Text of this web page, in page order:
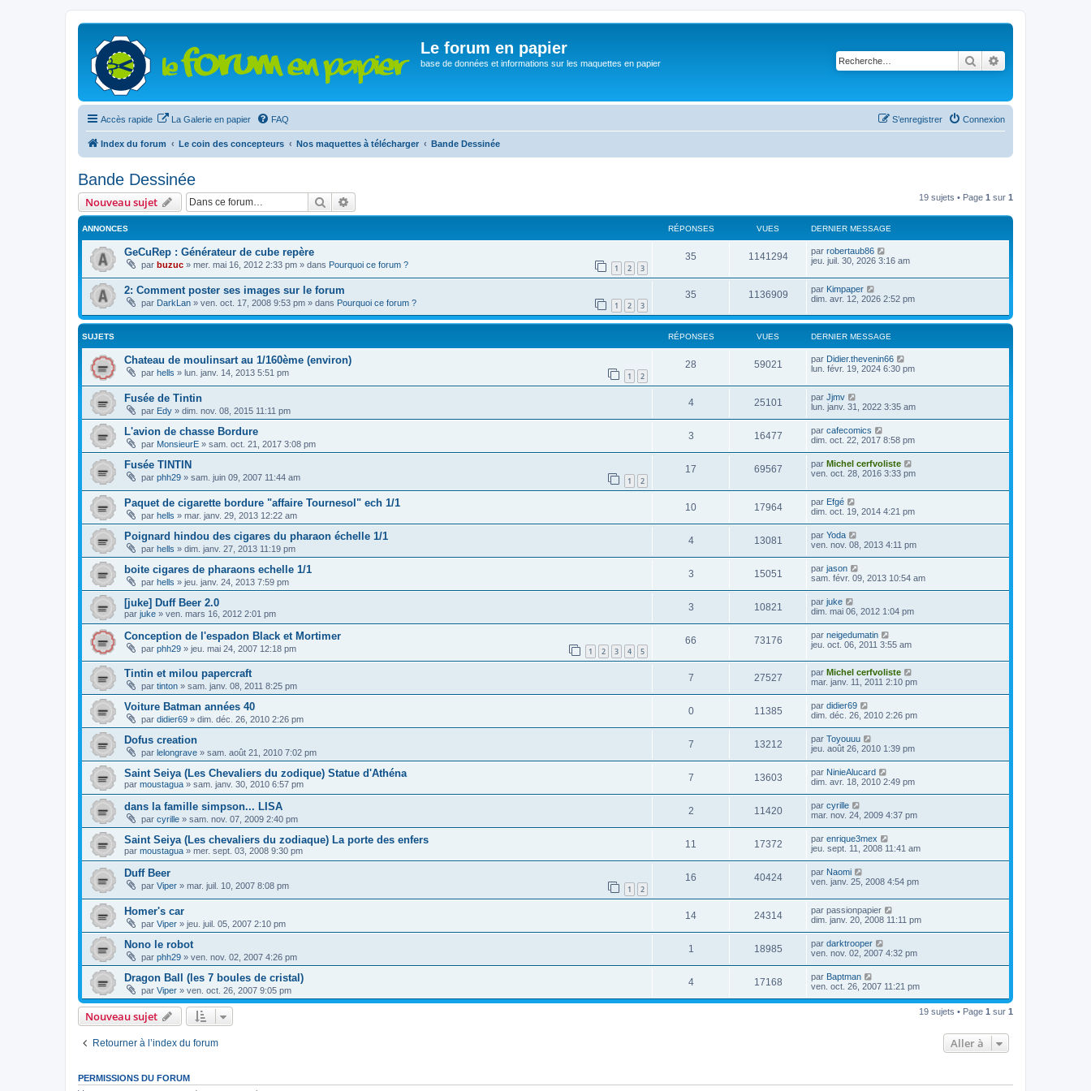
Le forum en papier
base de données et informations sur les maquettes en papier Rechercher
Accès rapide La Galerie en papier FAQ Connexion
S’enregistrer
Index du forum Le coin des concepteurs Nos maquettes à télécharger Bande Dessinée
Bande Dessinée
Nouveau sujet Rechercher 19 sujets • Page 1 sur 1
ANNONCES RÉPONSES VUES DERNIER MESSAGE
GeCuRep : Générateur de cube repère
par buzuc » mer. mai 16, 2012 2:33 pm » dans Pourquoi ce forum ? 1 2 3
35 1141294 par robertaub86
jeu. juil. 30, 2026 3:16 am
2: Comment poster ses images sur le forum
par DarkLan » ven. oct. 17, 2008 9:53 pm » dans Pourquoi ce forum ? 1 2 3
35 1136909 par Kimpaper
dim. avr. 12, 2026 2:52 pm
SUJETS RÉPONSES VUES DERNIER MESSAGE
Chateau de moulinsart au 1/160ème (environ)
par hells » lun. janv. 14, 2013 5:51 pm 1 2
28 59021 par Didier.thevenin66
lun. févr. 19, 2024 6:30 pm
Fusée de Tintin
par Edy » dim. nov. 08, 2015 11:11 pm
4 25101 par Jjmv
lun. janv. 31, 2022 3:35 am
L'avion de chasse Bordure
par MonsieurE » sam. oct. 21, 2017 3:08 pm
3 16477 par cafecomics
dim. oct. 22, 2017 8:58 pm
Fusée TINTIN
par phh29 » sam. juin 09, 2007 11:44 am 1 2
17 69567 par Michel cerfvoliste
ven. oct. 28, 2016 3:33 pm
Paquet de cigarette bordure "affaire Tournesol" ech 1/1
par hells » mar. janv. 29, 2013 12:22 am
10 17964 par Efgé
dim. oct. 19, 2014 4:21 pm
Poignard hindou des cigares du pharaon échelle 1/1
par hells » dim. janv. 27, 2013 11:19 pm
4 13081 par Yoda
ven. nov. 08, 2013 4:11 pm
boite cigares de pharaons echelle 1/1
par hells » jeu. janv. 24, 2013 7:59 pm
3 15051 par jason
sam. févr. 09, 2013 10:54 am
[juke] Duff Beer 2.0
par juke » ven. mars 16, 2012 2:01 pm
3 10821 par juke
dim. mai 06, 2012 1:04 pm
Conception de l'espadon Black et Mortimer
par phh29 » jeu. mai 24, 2007 12:18 pm 1 2 3 4 5
66 73176 par neigedumatin
jeu. oct. 06, 2011 3:55 am
Tintin et milou papercraft
par tinton » sam. janv. 08, 2011 8:25 pm
7 27527 par Michel cerfvoliste
mar. janv. 11, 2011 2:10 pm
Voiture Batman années 40
par didier69 » dim. déc. 26, 2010 2:26 pm
0 11385 par didier69
dim. déc. 26, 2010 2:26 pm
Dofus creation
par lelongrave » sam. août 21, 2010 7:02 pm
7 13212 par Toyouuu
jeu. août 26, 2010 1:39 pm
Saint Seiya (Les Chevaliers du zodique) Statue d'Athéna
par moustagua » sam. janv. 30, 2010 6:57 pm
7 13603 par NinieAlucard
dim. avr. 18, 2010 2:49 pm
dans la famille simpson... LISA
par cyrille » sam. nov. 07, 2009 2:40 pm
2 11420 par cyrille
mar. nov. 24, 2009 4:37 pm
Saint Seiya (Les chevaliers du zodiaque) La porte des enfers
par moustagua » mer. sept. 03, 2008 9:30 pm
11 17372 par enrique3mex
jeu. sept. 11, 2008 11:41 am
Duff Beer
par Viper » mar. juil. 10, 2007 8:08 pm 1 2
16 40424 par Naomi
ven. janv. 25, 2008 4:54 pm
Homer's car
par Viper » jeu. juil. 05, 2007 2:10 pm
14 24314 par passionpapier
dim. janv. 20, 2008 11:11 pm
Nono le robot
par phh29 » ven. nov. 02, 2007 4:26 pm
1 18985 par darktrooper
ven. nov. 02, 2007 4:32 pm
Dragon Ball (les 7 boules de cristal)
par Viper » ven. oct. 26, 2007 9:05 pm
4 17168 par Baptman
ven. oct. 26, 2007 11:21 pm
Nouveau sujet 19 sujets • Page 1 sur 1
Retourner à l’index du forum Aller à
PERMISSIONS DU FORUM